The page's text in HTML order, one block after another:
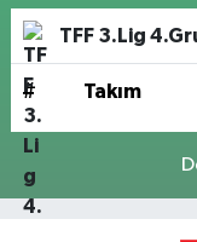
TFF 3.Lig
# Takım